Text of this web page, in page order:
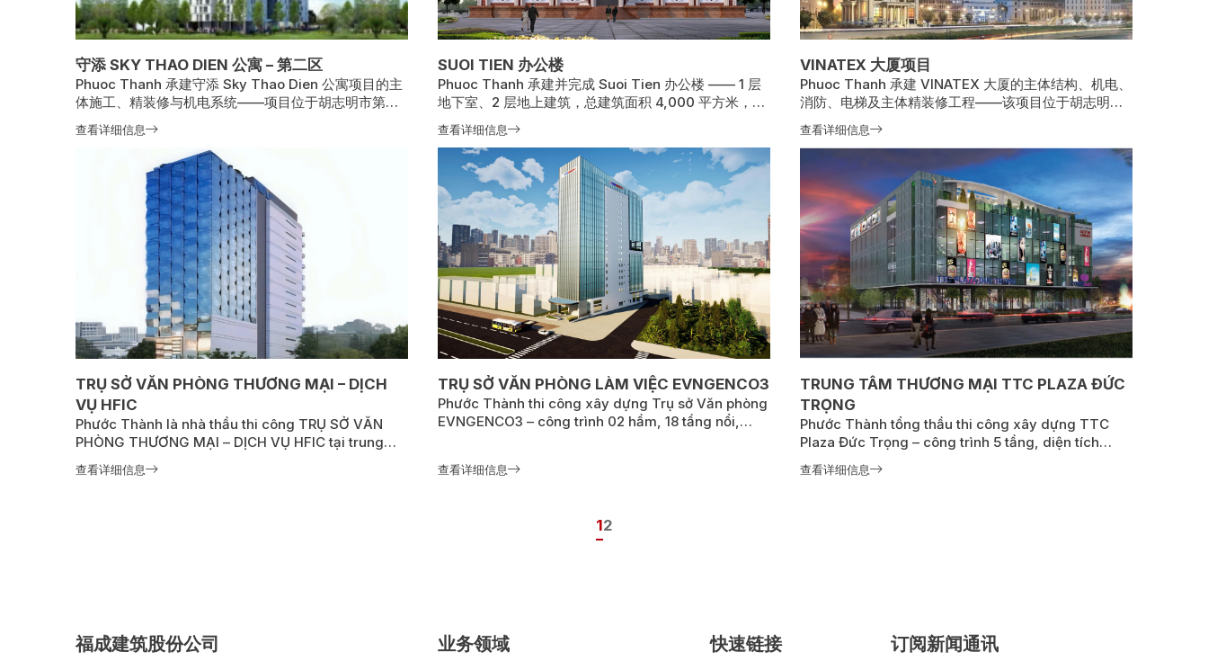
守添 SKY THAO DIEN 公寓 – 第二区
Phuoc Thanh 承建守添 Sky Thao Dien 公寓项目的主
体施工、精装修与机电系统——项目位于胡志明市第二
区，总建筑面积 26,250 平方米；2014 年 5 月开工，
2016 年 2 月竣工，为高端住宅供应及守添–Thao Dien
城市发展作出贡献。
查看详细信息
SUOI TIEN 办公楼
Phuoc Thanh 承建并完成 Suoi Tien 办公楼 —— 1 层
地下室、2 层地上建筑，总建筑面积 4,000 平方米，
2018 年 8 月开工，2019 年 3 月竣工。
查看详细信息
VINATEX 大厦项目
Phuoc Thanh 承建 VINATEX 大厦的主体结构、机电、
消防、电梯及主体精装修工程——该项目位于胡志明市
第一区，建筑规模为地上 24 层、地下 1 层，总建筑面
积 13,442 平方米；2020 年 6 月开工，预计 2024 年
12 月竣工，未来将成为集团总部及市中心的重要建筑地
标。
查看详细信息
TRỤ SỞ VĂN PHÒNG THƯƠNG MẠI – DỊCH
VỤ HFIC
Phước Thành là nhà thầu thi công TRỤ SỞ VĂN
PHÒNG THƯƠNG MẠI – DỊCH VỤ HFIC tại trung
tâm TP.HCM gồm 14 tầng nổi, 3 tầng hầm, thiết kế
hiện đại theo tiêu chuẩn xanh.
查看详细信息
TRỤ SỞ VĂN PHÒNG LÀM VIỆC EVNGENCO3
Phước Thành thi công xây dựng Trụ sở Văn phòng
EVNGENCO3 – công trình 02 hầm, 18 tầng nổi,
năng lực quản lý – điều hành của EVNGENCO3.
查看详细信息
TRUNG TÂM THƯƠNG MẠI TTC PLAZA ĐỨC
TRỌNG
Phước Thành tổng thầu thi công xây dựng TTC
Plaza Đức Trọng – công trình 5 tầng, diện tích
10.000 m² tại huyện Đức Trọng, tỉnh Lâm Đồng;
khởi công 05/2018, hoàn thành 03/2019, góp phần
查看详细信息
12
福成建筑股份公司 业务领域 快速链接 订阅新闻通讯